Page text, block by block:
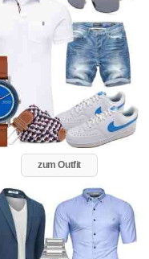
zum Outfit